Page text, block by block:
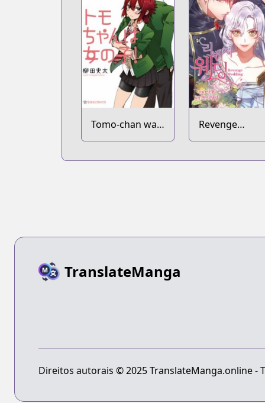
Tomo-chan wa
Onnanoko!
Revenge
Wedding
TranslateManga
Direitos autorais © 2025 TranslateManga.online